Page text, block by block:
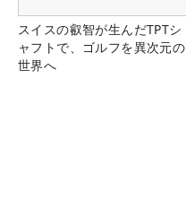
スイスの叡智が生んだTPTシ
ャフトで、ゴルフを異次元の
世界へ